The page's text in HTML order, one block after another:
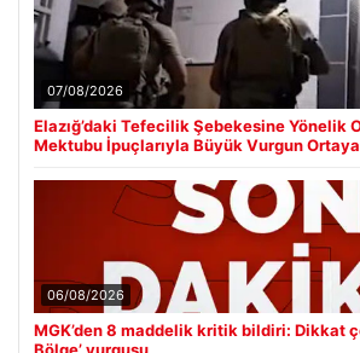
07/08/2026
Elazığ’daki Tefecilik Şebekesine Yönelik
Mektubu İpuçlarıyla Büyük Vurgun Ortaya
06/08/2026
MGK’den 8 maddelik kritik bildiri: Dikkat
Bölge’ vurgusu